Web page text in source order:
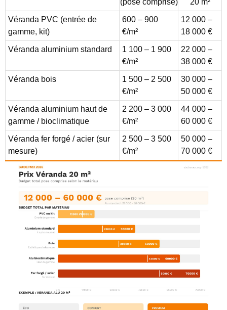
Véranda PVC (entrée de
gamme, kit)
600 – 900
€/m²
12 000 –
18 000 €
Véranda aluminium standard
1 100 – 1 900
€/m²
22 000 –
38 000 €
Véranda bois
1 500 – 2 500
€/m²
30 000 –
50 000 €
Véranda aluminium haut de
gamme / bioclimatique
2 200 – 3 000
€/m²
44 000 –
60 000 €
Véranda fer forgé / acier (sur
mesure)
2 500 – 3 500
€/m²
50 000 –
70 000 €